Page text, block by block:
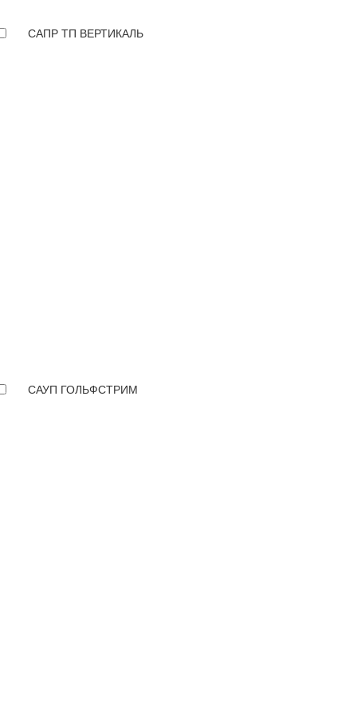
САПР ТП ВЕРТИКАЛЬ
САУП ГОЛЬФСТРИМ